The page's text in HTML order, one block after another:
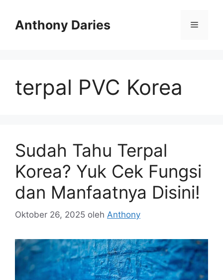
Anthony Daries Menu
terpal PVC Korea
Sudah Tahu Terpal
Korea? Yuk Cek Fungsi
dan Manfaatnya Disini!
Oktober 26, 2025 oleh Anthony